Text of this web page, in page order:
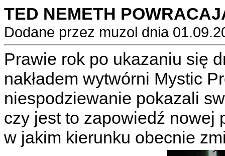
TED NEMETH
Dodane przez muzol dnia
Prawie rok po ukazaniu się
nakładem wytwórni Mystic
niespodziewanie pokazali
czy jest to zapowiedź nowej
w jakim kierunku obecnie